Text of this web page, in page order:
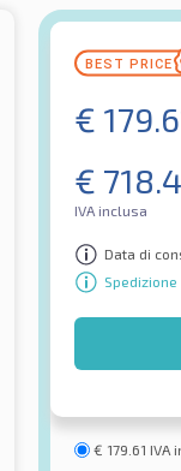
€
€
IVA inclusa
Data di
€ 179.61 IVA